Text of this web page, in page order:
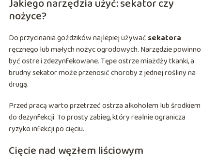
Jakiego narzędzia użyć: sekator czy
nożyce?
Do przycinania goździków najlepiej używać sekatora
ręcznego lub małych nożyc ogrodowych. Narzędzie powinno
być ostre i zdezynfekowane. Tępe ostrze miażdży tkanki, a
brudny sekator może przenosić choroby z jednej rośliny na
drugą.
Przed pracą warto przetrzeć ostrza alkoholem lub środkiem
do dezynfekcji. To prosty zabieg, który realnie ogranicza
ryzyko infekcji po cięciu.
Cięcie nad węzłem liściowym